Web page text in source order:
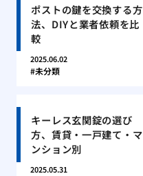
ポストの鍵を交換する方
法、DIYと業者依頼を比
較
2025.06.02
未分類
キーレス玄関錠の選び
方、賃貸・一戸建て・マ
ンション別
2025.05.31